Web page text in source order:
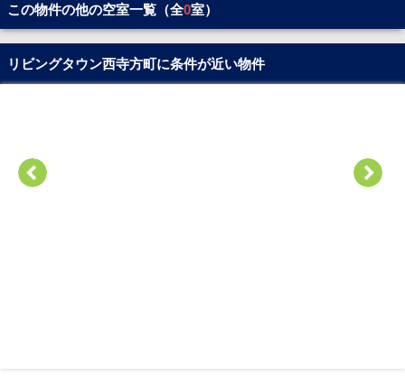
この物件の他の空室一覧（全0室）
リビングタウン西寺方町に条件が近い物件